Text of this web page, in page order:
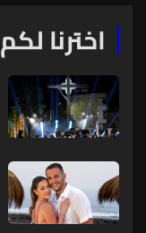
اخترنا لكم